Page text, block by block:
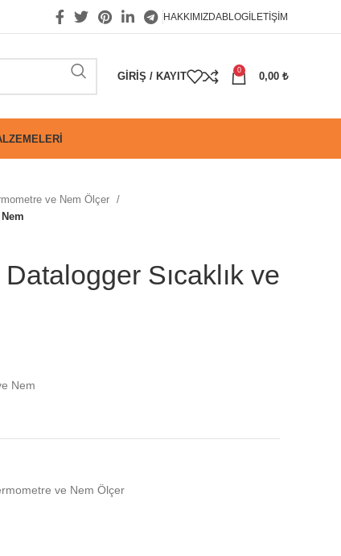
HAKKIMIZDABLOGİLETIŞIM
GIRIŞ / KAYIT
0
0,00 ₺
ve Nem Ölçer
Sıcaklık ve
Nem
ve Nem Ölçer